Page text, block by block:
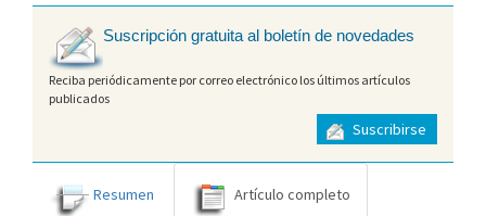
Suscripción gratuita al boletín de novedades
Reciba periódicamente por correo electrónico los últimos artículos
publicados
Suscribirse
Resumen Artículo completo